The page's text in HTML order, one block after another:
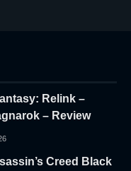
Relink –
– Review
Creed Black